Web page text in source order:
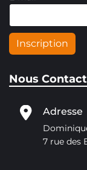
Inscription
Nous
Adresse
7 rue des